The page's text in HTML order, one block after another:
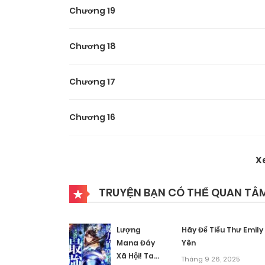
Chương 19
Chương 18
Chương 17
Chương 16
Chương 14
Chương 13
Chương 12
TRUYỆN BẠN CÓ THỂ QUAN
Lượng
Mana Đáy
Xã Hội! Ta
Hãy Để Tiểu Thư Emily
Yên
Tháng 9 26, 2025